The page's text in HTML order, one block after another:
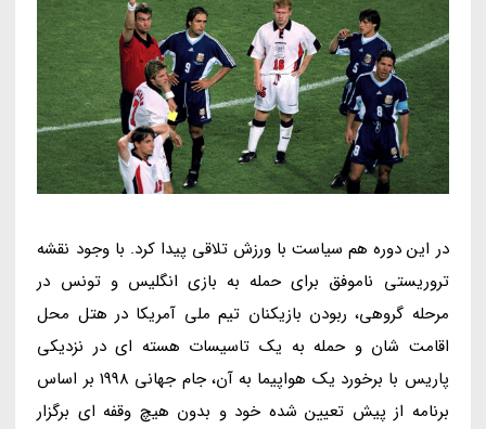
در این دوره هم سیاست با ورزش تلاقی پیدا کرد. با وجود نقشه
تروریستی ناموفق برای حمله به بازی انگلیس و تونس در
مرحله گروهی، ربودن بازیکنان تیم ملی آمریکا در هتل محل
اقامت شان و حمله به یک تاسیسات هسته ای در نزدیکی
پاریس با برخورد یک هواپیما به آن، جام جهانی 1998 بر اساس
برنامه از پیش تعیین شده خود و بدون هیچ وقفه ای برگزار